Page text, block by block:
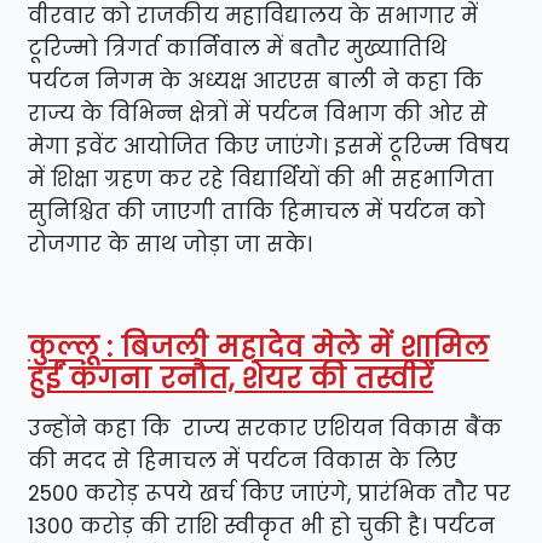
वीरवार को राजकीय महाविद्यालय के सभागार में
टूरिज्मो त्रिगर्त कार्निवाल में बतौर मुख्यातिथि
पर्यटन निगम के अध्यक्ष आरएस बाली ने कहा कि
राज्य के विभिन्न क्षेत्रों में पर्यटन विभाग की ओर से
मेगा इवेंट आयोजित किए जाएंगे। इसमें टूरिज्म विषय
में शिक्षा ग्रहण कर रहे विद्यार्थियों की भी सहभागिता
सुनिश्चित की जाएगी ताकि हिमाचल में पर्यटन को
रोजगार के साथ जोड़ा जा सके।
कुल्लू : बिजली महादेव मेले में शामिल
हुईं कंगना रनौत, शेयर की तस्वीरें
उन्होंने कहा कि राज्य सरकार एशियन विकास बैंक
की मदद से हिमाचल में पर्यटन विकास के लिए
2500 करोड़ रूपये खर्च किए जाएंगे, प्रारंभिक तौर पर
1300 करोड़ की राशि स्वीकृत भी हो चुकी है। पर्यटन